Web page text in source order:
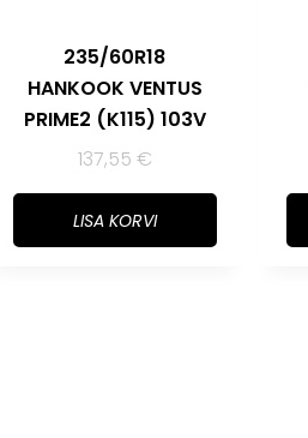
235/60R18
HANKOOK VENTUS
PRIME2 (K115) 103V
137,55 €
LISA KORVI